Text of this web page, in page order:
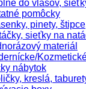
do vlasov,
pomôcky
pinety,
sieťky na
materiál
nábytok
kreslá,